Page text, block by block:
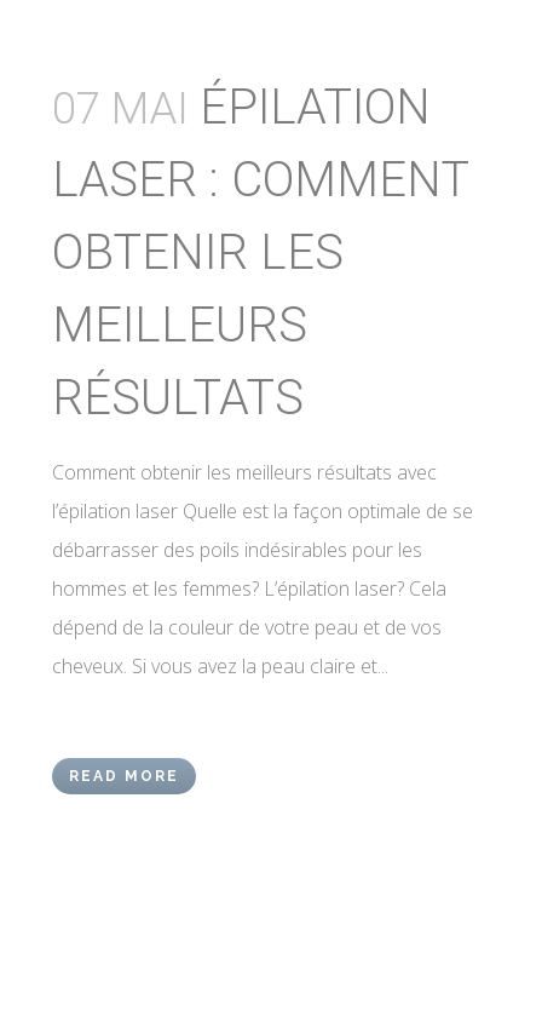
07 MAI ÉPILATION
LASER : COMMENT
OBTENIR LES
MEILLEURS
RÉSULTATS
Comment obtenir les meilleurs résultats avec
l’épilation laser Quelle est la façon optimale de se
débarrasser des poils indésirables pour les
hommes et les femmes? L’épilation laser? Cela
dépend de la couleur de votre peau et de vos
cheveux. Si vous avez la peau claire et...
READ MORE